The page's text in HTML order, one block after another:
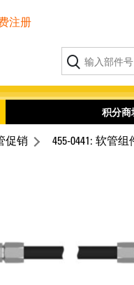
注册
积分商
促销 455-0441: 软管组